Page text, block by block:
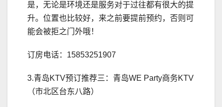
是，无论是环境还是服务对于过往都有很大的提
升。位置也比较好，来之前要提前预约，否则可
能会被拒之门外哦！
订房电话：15853251907
3.青岛KTV预订推荐三：青岛WE Party商务KTV
（市北区台东八路）